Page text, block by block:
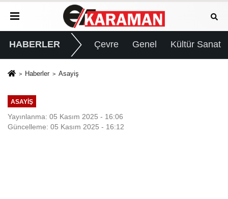
HABERLER Çevre Genel Kültür Sanat
Haberler Asayiş
ASAYIŞ
Yayınlanma: 05 Kasım 2025 - 16:06
Güncelleme: 05 Kasım 2025 - 16:12